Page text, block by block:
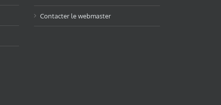
Contacter le webmaster